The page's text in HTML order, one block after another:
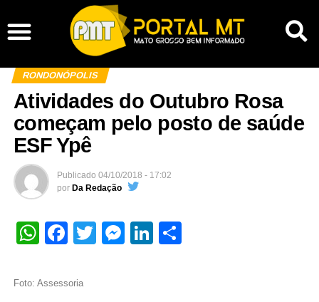
RONDONÓPOLIS
Atividades do Outubro Rosa
começam pelo posto de saúde
ESF Ypê
Publicado 04/10/2018 - 17:02
por Da Redação
WhatsApp
Facebook
TwitterMessenger
LinkedIn
Foto: Assessoria